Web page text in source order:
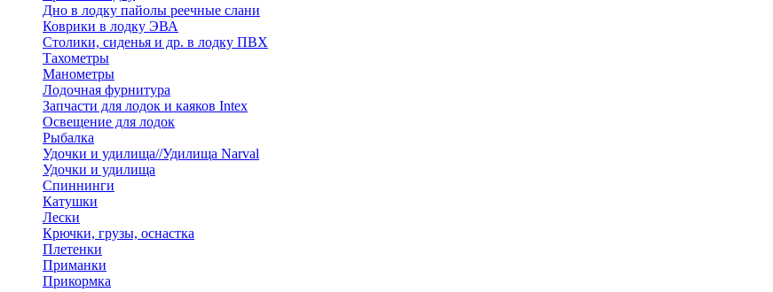
Дно в лодку пайолы реечные слани
Коврики в лодку ЭВА
Столики, сиденья и др. в лодку ПВХ
Тахометры
Манометры
Лодочная фурнитура
Запчасти для лодок и каяков Intex
Освещение для лодок
Рыбалка
Удочки и удилища//Удилища Narval
Удочки и удилища
Спиннинги
Катушки
Лески
Крючки, грузы, оснастка
Плетенки
Приманки
Прикормка